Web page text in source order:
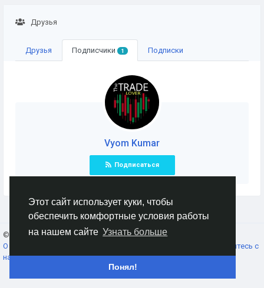
Этот сайт использует куки, чтобы
обеспечить комфортные условия работы
на нашем сайте Узнать больше
Понял!
Друзья
Друзья Подписчики 1 Подписки
Vyom Kumar
Подписаться
© 2026 AnimeSocial.SU - Первая аниме сеть!
О нас
Свяжитесь с
нами
Каталог